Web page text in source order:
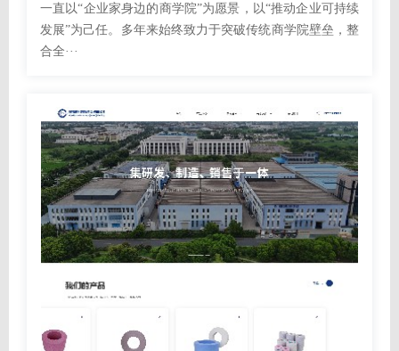
一直以“企业家身边的商学院”为愿景，以“推动企业可持续
发展”为己任。多年来始终致力于突破传统商学院壁垒，整
合全···